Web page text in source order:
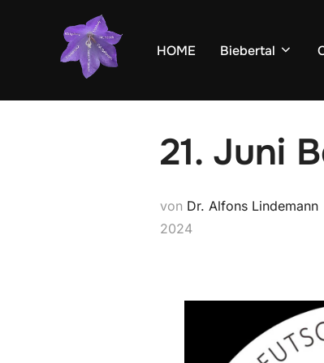
HOME Biebertal
21. Juni
von Dr. Alfons Lindemann
2024